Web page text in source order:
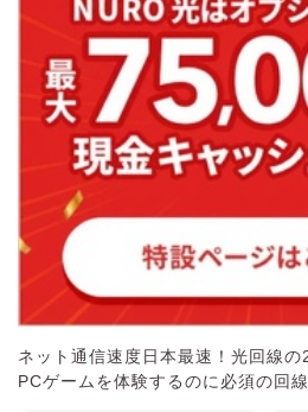
ネット通信速度日本最速！光回線
PCゲームを体験するのに必須の回線